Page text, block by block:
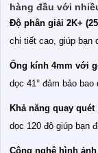
hàng đầu với
Độ phân giải 2K+
chi tiết cao, giúp bạn
Ống kính 4mm với
dọc 41° đảm bảo
Khả năng quay
dọc 120 độ giúp bạn
Công nghệ hình